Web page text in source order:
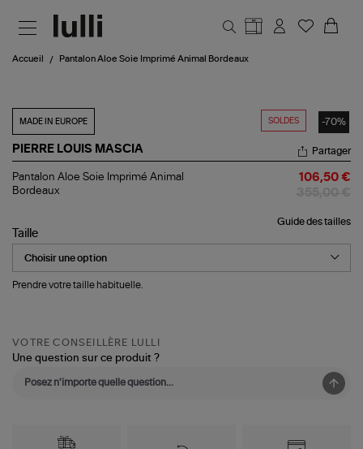
Accueil Pantalon Aloe Soie Imprimé Animal Bordeaux
SOLDES -70%
MADE IN EUROPE
PIERRE LOUIS MASCIA
Pantalon
Aloe
Animal
Bordeaux
Partager
Pantalon Aloe Soie Imprimé Animal
Bordeaux
106,50 €
Guide des tailles
Taille
Prendre votre taille habituelle.
VOTRE CONSEILLÈRE LULLI
Une question sur ce produit ?